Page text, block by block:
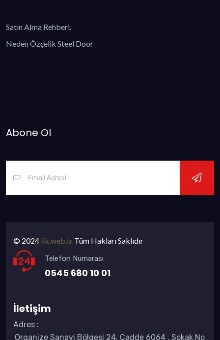
Satın Alma Rehberi.
Neden Özçelik Steel Door
Abone Ol
© 2024 ilk.web.tr Tüm Hakları Saklıdır
Telefon Numarası
0545 680 10 01
İletişim
Adres :
Organize Sanayi Bölgesi 24. Cadde 6064 , Sokak No